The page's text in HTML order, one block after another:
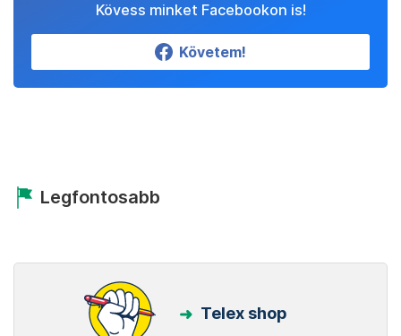
Kövess minket Facebookon is!
Követem!
Legfontosabb
Telex shop